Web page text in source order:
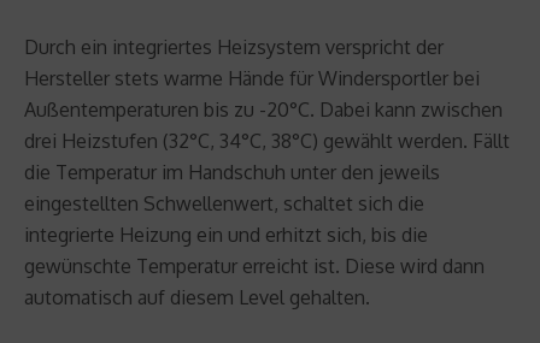
Durch ein integriertes Heizsystem verspricht der
Hersteller stets warme Hände für Windersportler bei
Außentemperaturen bis zu -20°C. Dabei kann zwischen
drei Heizstufen (32°C, 34°C, 38°C) gewählt werden. Fällt
die Temperatur im Handschuh unter den jeweils
eingestellten Schwellenwert, schaltet sich die
integrierte Heizung ein und erhitzt sich, bis die
gewünschte Temperatur erreicht ist. Diese wird dann
automatisch auf diesem Level gehalten.